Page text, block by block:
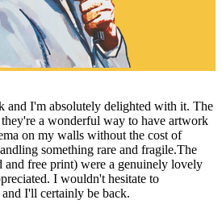
and I'm absolutely delighted with it. The
a wonderful way to have artwork
on my walls without the cost of
something rare and fragile.The
and free print) were a genuinely lovely
I wouldn't hesitate to
I'll certainly be back.